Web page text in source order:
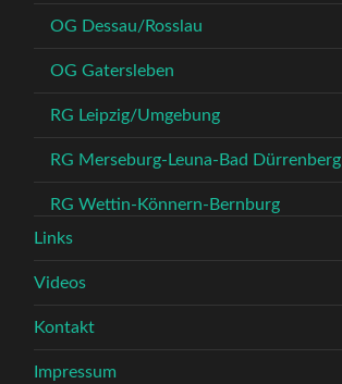
OG Dessau/Rosslau
OG Gatersleben
RG Leipzig/Umgebung
RG Merseburg-Leuna-Bad Dürrenberg
RG Wettin-Könnern-Bernburg
Links
Videos
Kontakt
Impressum